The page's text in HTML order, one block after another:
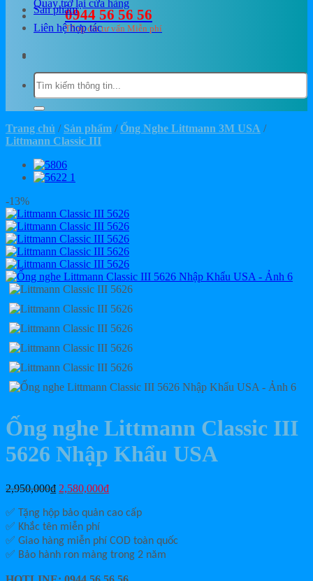
Quay trở lại cửa hàng
0944 56 56 56
Tổng đài tư vấn Miễn phí
Sản phẩm
Liên hệ hợp tác
Tìm
kiếm:
Trang chủ / Sản phẩm / Ống Nghe Littmann 3M USA /
Littmann Classic III
-13%
Ống nghe Littmann Classic III
5626 Nhập Khẩu USA
2,950,000₫ Giá
là:
2,950,000₫.
2,580,000₫Giá
tại
2,580,000₫.
✅
Tặng hộp bảo quản cao cấp
✅ Khắc tên miễn phí
✅ Giao hàng miễn phí COD toàn quốc
✅ Bảo hành ron màng trong 2 năm